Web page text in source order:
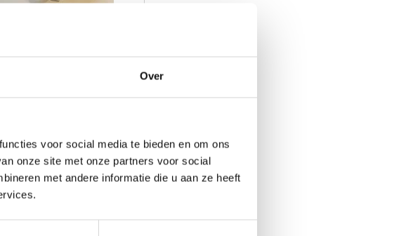
Over
voor social media te bieden en om ons
onze site met onze partners voor social
met andere informatie die u aan ze heeft
€78,51
Meer informatie